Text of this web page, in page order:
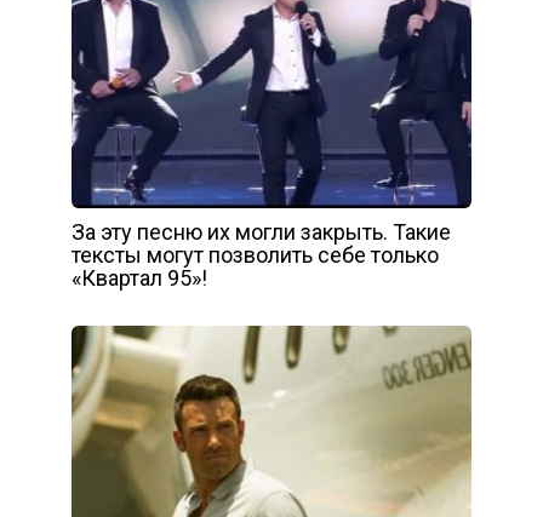
За эту песню их могли закрыть. Такие
тексты могут позволить себе только
«Квартал 95»!